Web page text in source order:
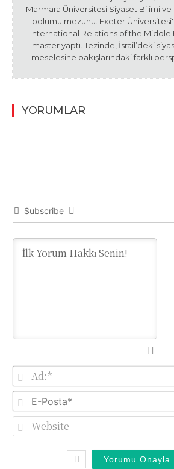
Marmara Üniversitesi Siyaset Bilimi ve
bölümü mezunu. Exeter
International Relations of the Middle
master yaptı. Tezinde, İsrail’deki
meselesine bakışlarındaki farklı
YORUMLAR
Subscribe